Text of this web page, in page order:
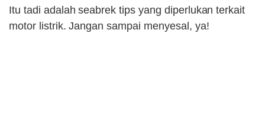
Itu tadi adalah seabrek tips yang diperlukan terkait
motor listrik. Jangan sampai menyesal, ya!